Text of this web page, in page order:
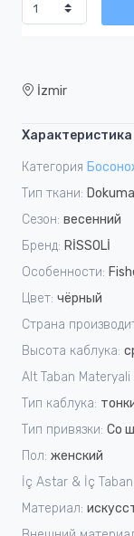
İzmir
Характеристика
Категория
Тип ткани: Dokuma
Сезон: весенний
Бренд: RİSSOLİ
Особенности:
Цвет: чёрный
Страна
Высота каблука:
Alt Taban Materyali
Тип каблука:
Тип привязки: Со
Пол: женский
İç Astar & İç
Материал: